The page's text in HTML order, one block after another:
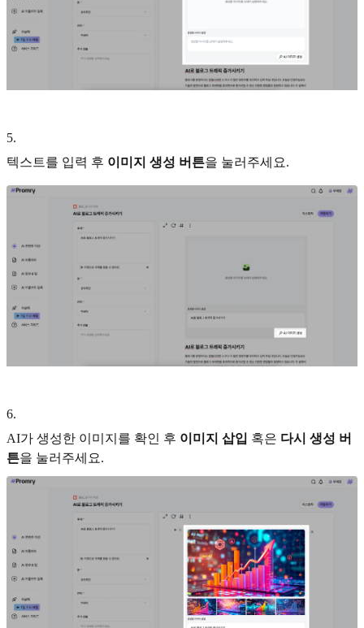
5.
텍스트를 입력 후 이미지 생성 버튼을 눌러주세요.
6.
AI가 생성한 이미지를 확인 후 이미지 삽입 혹은 다시 생성 버
튼을 눌러주세요.